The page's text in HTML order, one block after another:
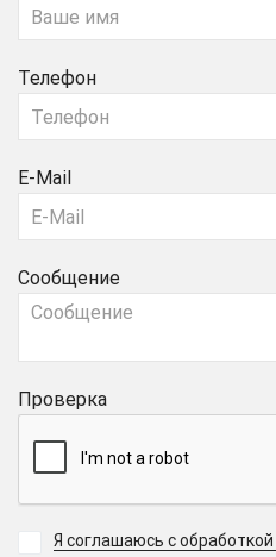
Телефон
E-Mail
Сообщение
Проверка
Я соглашаюсь с